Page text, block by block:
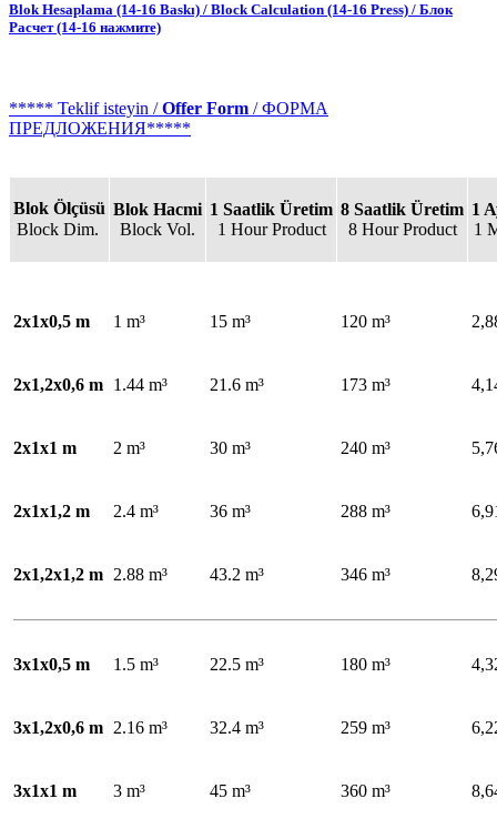
Blok Hesaplama (14-16 Baskı) / Block Calculation (14-16 Press) / Блок
Расчет (14-16 нажмите)
***** Teklif isteyin /Offer Form / ФОРМА
ПРЕДЛОЖЕНИЯ*****
Blok Ölçüsü
Block Dim.
Blok Hacmi
Block Vol.
1 Saatlik Üretim
1 Hour Product
8 Saatlik Üretim
8 Hour Product
1
1
2x1x0,5 m 1 m³ 15 m³ 120 m³
2x1,2x0,6 m 1.44 m³ 21.6 m³ 173 m³
2x1x1 m 2 m³ 30 m³ 240 m³
2x1x1,2 m 2.4 m³ 36 m³ 288 m³
2x1,2x1,2 m 2.88 m³ 43.2 m³ 346 m³
3x1x0,5 m 1.5 m³ 22.5 m³ 180 m³
3x1,2x0,6 m 2.16 m³ 32.4 m³ 259 m³
3x1x1 m 3 m³ 45 m³ 360 m³